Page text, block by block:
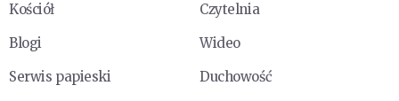
Kościół
Czytelnia
Blogi
Wideo
Serwis papieski
Duchowość